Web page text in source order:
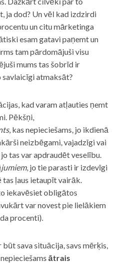
ja dod? Un vēl kad izdzirdi
un citu mārketinga
esam gatavi paņemt un
tam pārdomājuši visu
mums tas šobrīd ir
savlaicīgi atmaksāt?
kad varam atļauties ņemt
Pēkšņi,
, kas nepieciešams, jo ikdienā
neizbēgami, vajadzīgi vai
jo tas var apdraudēt veselību.
, jo tie parasti ir izdevīgi
ļaus ietaupīt vairāk.
iekavēsiet obligātos
var novest pie lielākiem
procenti).
būt sava situācija, savs mērķis,
ātrais